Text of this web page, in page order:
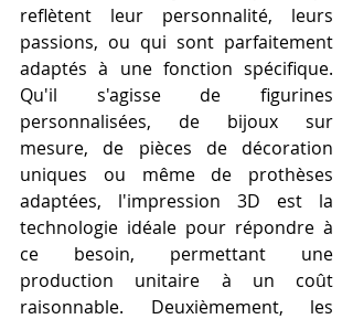
reflètent leur personnalité, leurs
passions, ou qui sont parfaitement
adaptés à une fonction spécifique.
Qu'il s'agisse de figurines
personnalisées, de bijoux sur
mesure, de pièces de décoration
uniques ou même de prothèses
adaptées, l'impression 3D est la
technologie idéale pour répondre à
ce besoin, permettant une
production unitaire à un coût